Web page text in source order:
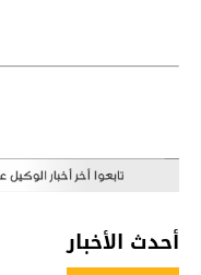
أحدث الأخبار